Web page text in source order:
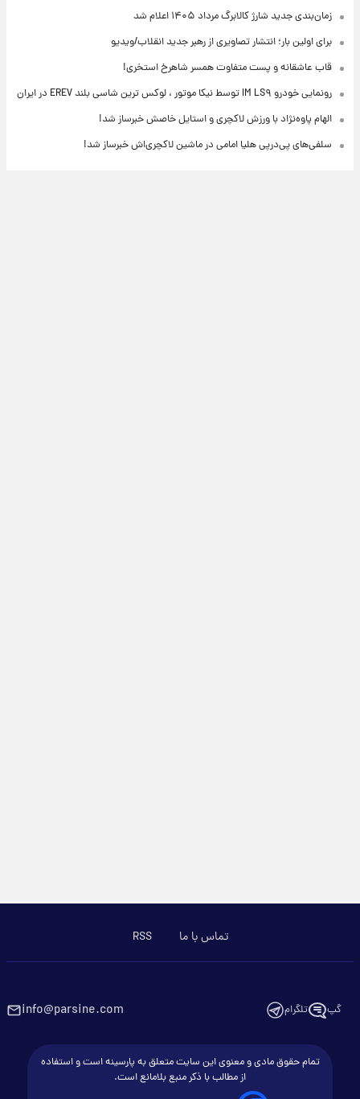
زمان‌بندی جدید شارژ کالابرگ مرداد ۱۴۰۵ اعلام شد
برای اولین بار؛ انتشار تصاویری از رهبر جدید انقلاب/ویدیو
قاب عاشقانه و پست متفاوت همسر شاهرخ استخری!
رونمایی خودرو IM LS۹ توسط نیکا موتور ، لوکس ترین شاسی بلند EREV در ایران
الهام پاوه‌نژاد با ورزش لاکچری و استایل خاصش خبرساز شد!
سلفی‌های پی‌درپی هلیا امامی در ماشین لاکچری‌اش خبرساز شد!
تماس با ما RSS
گپ تلگرام info@parsine.com
تمام حقوق مادی و معنوی این سایت متعلق به پارسینه است و استفاده
از مطالب با ذکر منبع بلامانع است.